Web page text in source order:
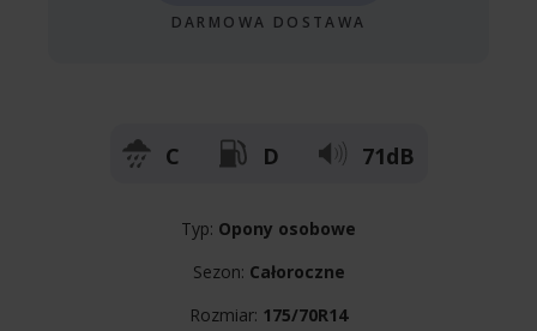
DARMOWA DOSTAWA
C D 71dB
Typ: Opony osobowe
Sezon: Całoroczne
Rozmiar: 175/70R14